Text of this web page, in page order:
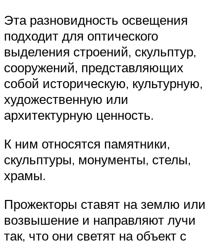
Эта разновидность освещения
подходит для оптического
выделения строений, скульптур,
сооружений, представляющих
собой историческую, культурную,
художественную или
архитектурную ценность.
К ним относятся памятники,
скульптуры, монументы, стелы,
храмы.
Прожекторы ставят на землю или
возвышение и направляют лучи
так, что они светят на объект с